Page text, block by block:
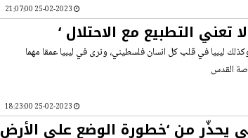
تعني التطبيع مع الاحتلال ‘
ليبيا في قلب كل انسان فلسطيني، ونرى في ليبيا عمقا مهما
القدس
يحذّر من ‘خطورة الوضع على الأرض